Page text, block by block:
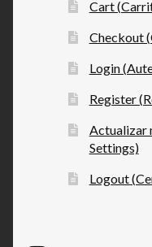
Cart
Checkout
Login
Register
Actualizar
Settings)
Logout